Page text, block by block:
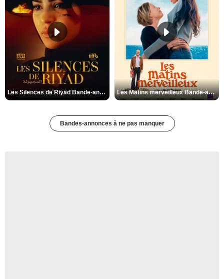
Les Silences de Riyad Bande-annonce VO STFR Les Matins merveilleux Bande-annonce VF
Bandes-annonces à ne pas manquer